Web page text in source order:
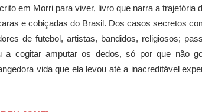
em Morri para viver, livro que narra a trajetória
e cobiçadas do Brasil. Dos casos secretos
de futebol, artistas, bandidos, religiosos;
cogitar amputar os dedos, só por que não
vida que ela levou até a inacreditável